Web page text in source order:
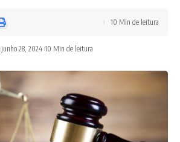
junho 28, 2024 10 Min de leitura
10 Min de leitura